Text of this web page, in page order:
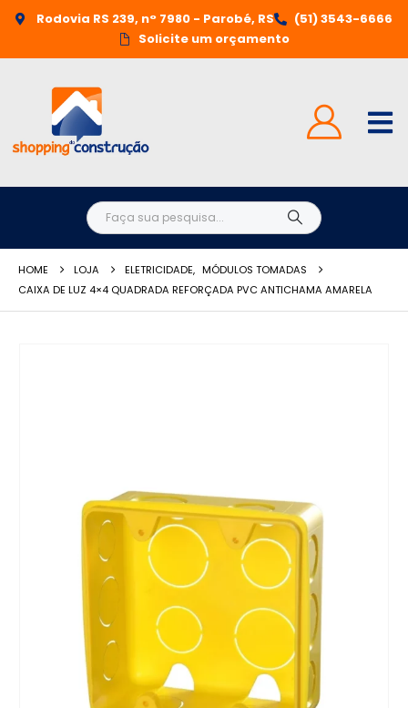
Rodovia RS 239, n° 7980 - Parobé, RS
(51) 3543-6666
Solicite um orçamento
HOME LOJA ELETRICIDADE, MÓDULOS TOMADAS
CAIXA DE LUZ 4×4 QUADRADA REFORÇADA PVC ANTICHAMA AMARELA